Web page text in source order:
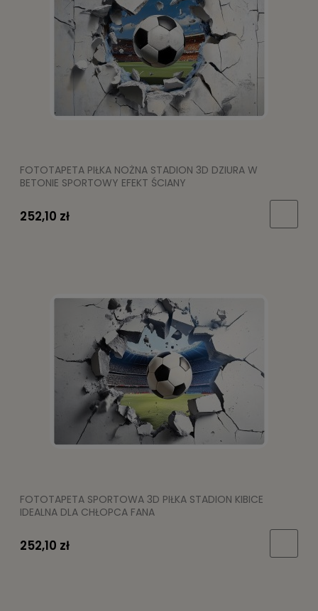
FOTOTAPETA PIŁKA NOŻNA STADION 3D DZIURA W
BETONIE SPORTOWY EFEKT ŚCIANY
252,10 zł
FOTOTAPETA SPORTOWA 3D PIŁKA STADION KIBICE
IDEALNA DLA CHŁOPCA FANA
252,10 zł